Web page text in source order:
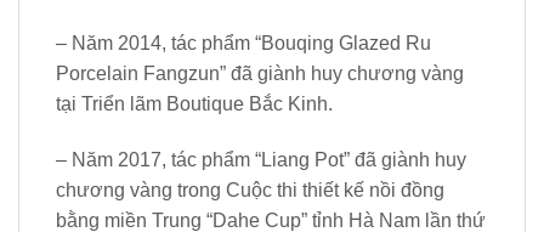
– Năm 2014, tác phẩm “Bouqing Glazed Ru
Porcelain Fangzun” đã giành huy chương vàng
tại Triển lãm Boutique Bắc Kinh.
– Năm 2017, tác phẩm “Liang Pot” đã giành huy
chương vàng trong Cuộc thi thiết kế nồi đồng
bằng miền Trung “Dahe Cup” tỉnh Hà Nam lần thứ